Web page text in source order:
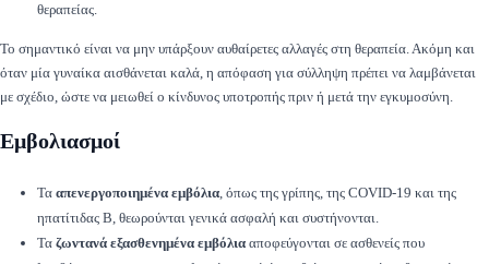
θεραπείας.
Το σημαντικό είναι να μην υπάρξουν αυθαίρετες αλλαγές στη θεραπεία. Ακόμη και
όταν μία γυναίκα αισθάνεται καλά, η απόφαση για σύλληψη πρέπει να λαμβάνεται
με σχέδιο, ώστε να μειωθεί ο κίνδυνος υποτροπής πριν ή μετά την εγκυμοσύνη.
Εμβολιασμοί
Τα απενεργοποιημένα εμβόλια, όπως της γρίπης, της COVID-19 και της
ηπατίτιδας Β, θεωρούνται γενικά ασφαλή και συστήνονται.
Τα ζωντανά εξασθενημένα εμβόλιααποφεύγονται σε ασθενείς που